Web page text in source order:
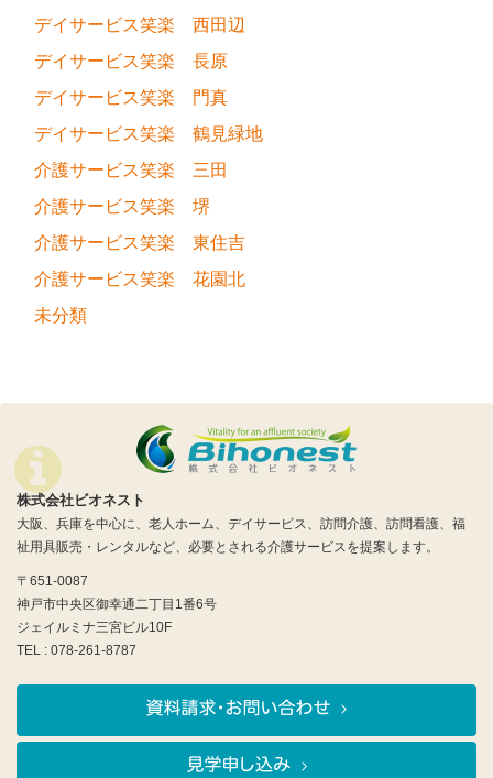
デイサービス笑楽 西田辺
デイサービス笑楽 長原
デイサービス笑楽 門真
デイサービス笑楽 鶴見緑地
介護サービス笑楽 三田
介護サービス笑楽 堺
介護サービス笑楽 東住吉
介護サービス笑楽 花園北
未分類
株式会社ビオネスト
大阪、兵庫を中心に、老人ホーム、デイサービス、訪問介護、訪問看護、福
祉用具販売・レンタルなど、必要とされる介護サービスを提案します。
〒651-0087
神戸市中央区御幸通二丁目1番6号
ジェイルミナ三宮ビル10F
TEL : 078-261-8787